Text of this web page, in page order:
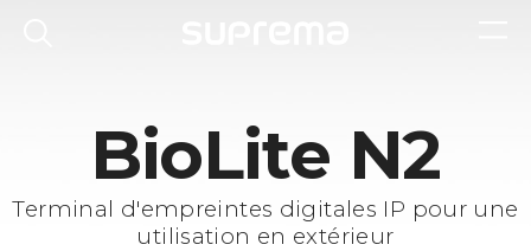
BioLite N2
Terminal d'empreintes digitales IP pour une
utilisation en extérieur